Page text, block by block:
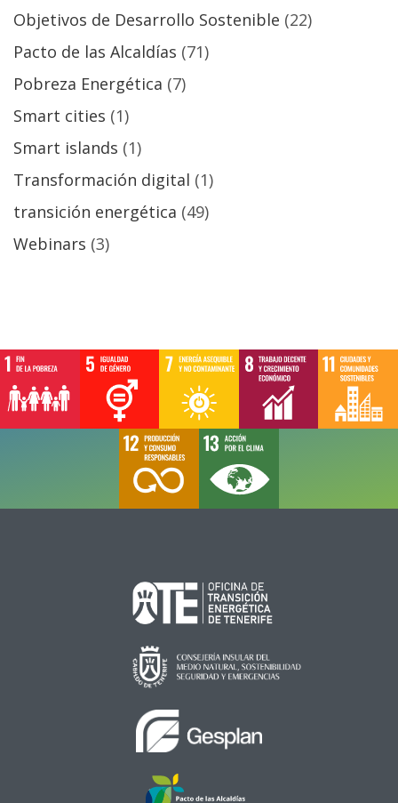
Objetivos de Desarrollo Sostenible (22)
Pacto de las Alcaldías (71)
Pobreza Energética (7)
Smart cities (1)
Smart islands (1)
Transformación digital (1)
transición energética (49)
Webinars (3)